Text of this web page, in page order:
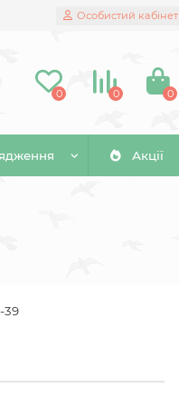
Особистий кабінет
0 0 0
Акції
39